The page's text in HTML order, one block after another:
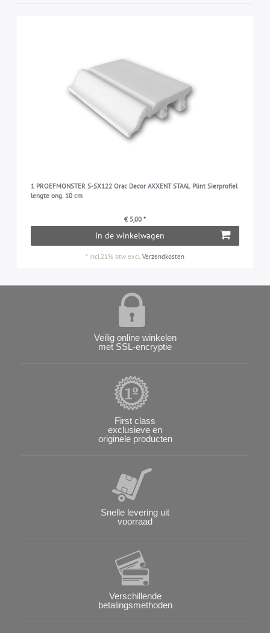
1 PROEFMONSTER S-SX122 Orac Decor AXXENT STAAL Plint Sierprofiel
lengte ong. 10 cm
€ 5,00 *
In de winkelwagen
* incl.21% btw excl. Verzendkosten
Veilig online winkelen
met SSL-encryptie
First class
exclusieve en
originele producten
Snelle levering uit
voorraad
Verschillende
betalingsmethoden